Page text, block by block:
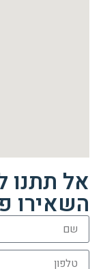
אל תתנו
השאירו